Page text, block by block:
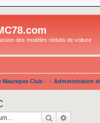
des modèles réduits de voiture
Maurepas Club - Administration
Rechercher